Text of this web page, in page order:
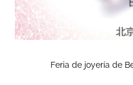
Feria de joyería de Hong